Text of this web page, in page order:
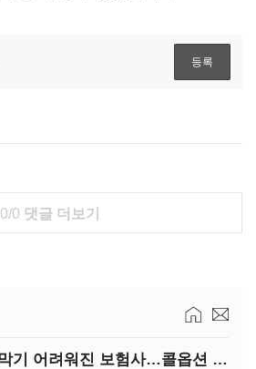
0/0 댓글 더보기
자본성증권 돌려막기 어려워진 보험사…콜옵션 부담 급증